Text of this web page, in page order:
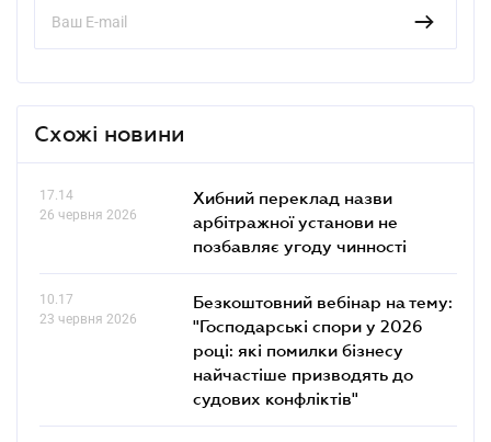
Схожі новини
17.14
26 червня 2026
Хибний переклад назви
арбітражної установи не
позбавляє угоду чинності
10.17
23 червня 2026
Безкоштовний вебінар на тему:
"Господарські спори у 2026
році: які помилки бізнесу
найчастіше призводять до
судових конфліктів"